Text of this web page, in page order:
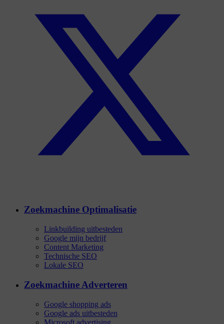
Zoekmachine Optimalisatie
Linkbuilding uitbesteden
Google mijn bedrijf
Content Marketing
Technische SEO
Lokale SEO
Zoekmachine Adverteren
Google shopping ads
Google ads uitbesteden
Microsoft advertising